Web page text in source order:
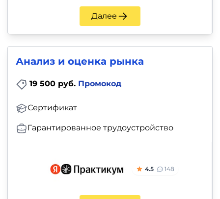
Далее
Анализ и оценка рынка
19 500 руб. Промокод
Сертификат
Гарантированное трудоустройство
4.5 148